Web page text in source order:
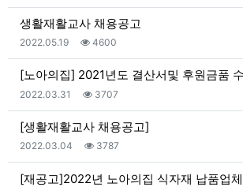
생활재활교사 채용공고
등록일
2022.05.19 조회
4600
[노아의집] 2021년도 결산서및 후원금품
등록일
2022.03.31 조회
3707
[생활재활교사 채용공고]
등록일
2022.03.04 조회
3787
[재공고]2022년 노아의집 식자재 납품업